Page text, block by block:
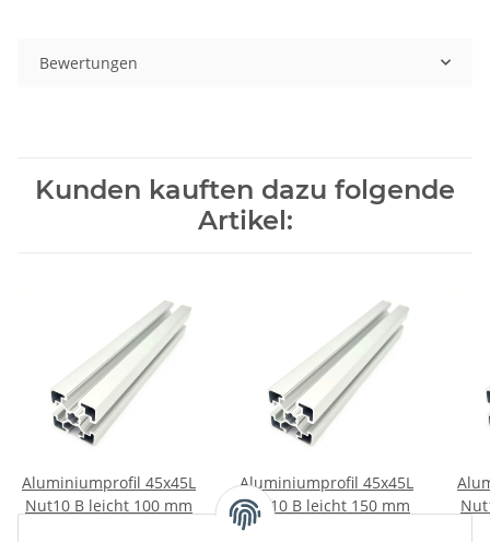
Bewertungen
Kunden kauften dazu folgende
Artikel:
Aluminiumprofil 45x45L
Nut10 B leicht 100 mm
Aluminiumprofil 45x45L
Nut10 B leicht 150 mm